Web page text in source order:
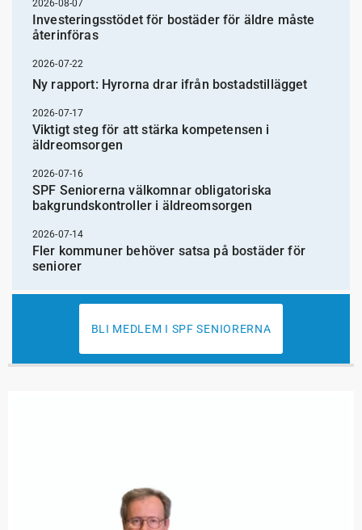
2026-08-07
Investeringsstödet för bostäder för äldre måste
återinföras
2026-07-22
Ny rapport: Hyrorna drar ifrån bostadstillägget
2026-07-17
Viktigt steg för att stärka kompetensen i
äldreomsorgen
2026-07-16
SPF Seniorerna välkomnar obligatoriska
bakgrundskontroller i äldreomsorgen
2026-07-14
Fler kommuner behöver satsa på bostäder för
seniorer
BLI MEDLEM I SPF SENIORERNA